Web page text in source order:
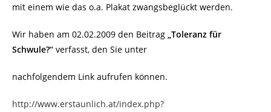
mit einem wie das o.a. Plakat zwangsbeglückt werden.
Wir haben am 02.02.2009 den Beitrag „Toleranz für
Schwule?“ verfasst, den Sie unter
nachfolgendem Link aufrufen können.
http://www.erstaunlich.at/index.php?